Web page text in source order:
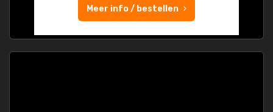
Meer info / bestellen